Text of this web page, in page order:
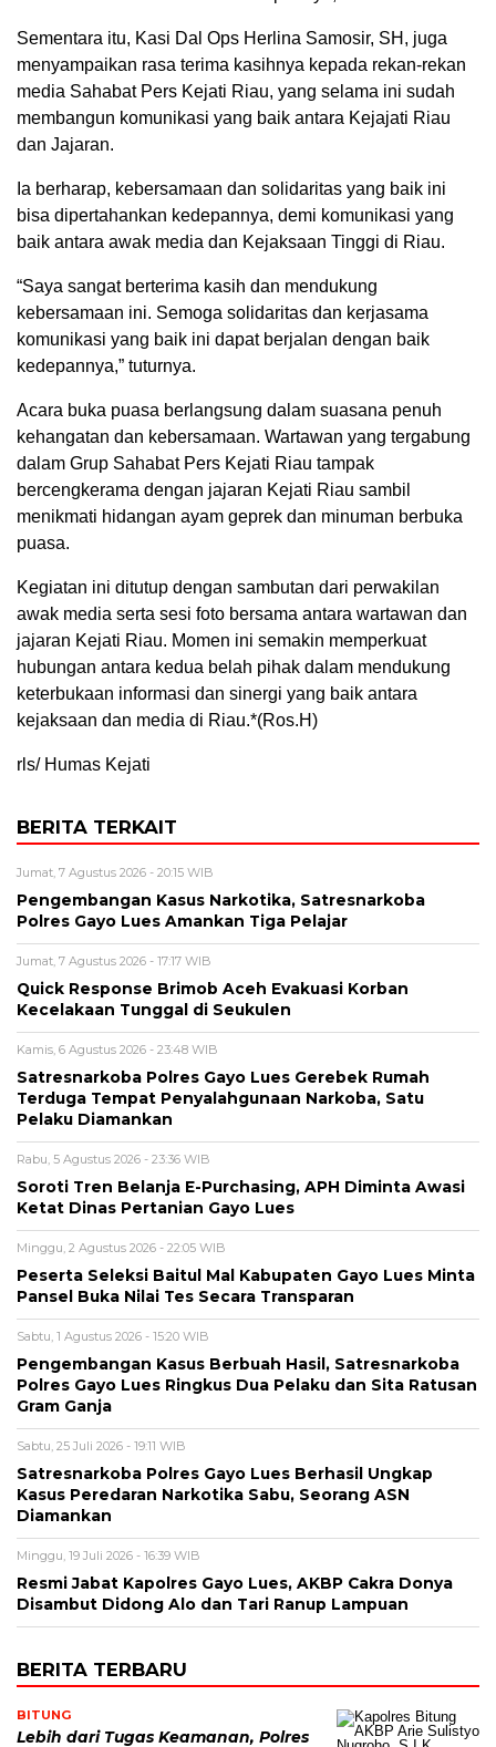
Sementara itu, Kasi Dal Ops Herlina Samosir, SH, juga
menyampaikan rasa terima kasihnya kepada rekan-rekan
media Sahabat Pers Kejati Riau, yang selama ini sudah
membangun komunikasi yang baik antara Kejajati Riau
dan Jajaran.
Ia berharap, kebersamaan dan solidaritas yang baik ini
bisa dipertahankan kedepannya, demi komunikasi yang
baik antara awak media dan Kejaksaan Tinggi di Riau.
“Saya sangat berterima kasih dan mendukung
kebersamaan ini. Semoga solidaritas dan kerjasama
komunikasi yang baik ini dapat berjalan dengan baik
kedepannya,” tuturnya.
Acara buka puasa berlangsung dalam suasana penuh
kehangatan dan kebersamaan. Wartawan yang tergabung
dalam Grup Sahabat Pers Kejati Riau tampak
bercengkerama dengan jajaran Kejati Riau sambil
menikmati hidangan ayam geprek dan minuman berbuka
puasa.
Kegiatan ini ditutup dengan sambutan dari perwakilan
awak media serta sesi foto bersama antara wartawan dan
jajaran Kejati Riau. Momen ini semakin memperkuat
hubungan antara kedua belah pihak dalam mendukung
keterbukaan informasi dan sinergi yang baik antara
kejaksaan dan media di Riau.*(Ros.H)
rls/ Humas Kejati
BERITA TERKAIT
Jumat, 7 Agustus 2026 - 20:15 WIB
Pengembangan Kasus Narkotika, Satresnarkoba
Polres Gayo Lues Amankan Tiga Pelajar
Jumat, 7 Agustus 2026 - 17:17 WIB
Quick Response Brimob Aceh Evakuasi Korban
Kecelakaan Tunggal di Seukulen
Kamis, 6 Agustus 2026 - 23:48 WIB
Satresnarkoba Polres Gayo Lues Gerebek Rumah
Terduga Tempat Penyalahgunaan Narkoba, Satu
Pelaku Diamankan
Rabu, 5 Agustus 2026 - 23:36 WIB
Soroti Tren Belanja E-Purchasing, APH Diminta Awasi
Ketat Dinas Pertanian Gayo Lues
Minggu, 2 Agustus 2026 - 22:05 WIB
Peserta Seleksi Baitul Mal Kabupaten Gayo Lues Minta
Pansel Buka Nilai Tes Secara Transparan
Sabtu, 1 Agustus 2026 - 15:20 WIB
Pengembangan Kasus Berbuah Hasil, Satresnarkoba
Polres Gayo Lues Ringkus Dua Pelaku dan Sita Ratusan
Gram Ganja
Sabtu, 25 Juli 2026 - 19:11 WIB
Satresnarkoba Polres Gayo Lues Berhasil Ungkap
Kasus Peredaran Narkotika Sabu, Seorang ASN
Diamankan
Minggu, 19 Juli 2026 - 16:39 WIB
Resmi Jabat Kapolres Gayo Lues, AKBP Cakra Donya
Disambut Didong Alo dan Tari Ranup Lampuan
BERITA TERBARU
BITUNG
Lebih dari Tugas Keamanan, Polres